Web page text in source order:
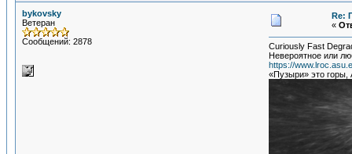
bykovsky
Ветеран
Сообщений: 2878
Re:
«
Curiously Fast
Невероятное или
https://
«Пузыри» это горы,